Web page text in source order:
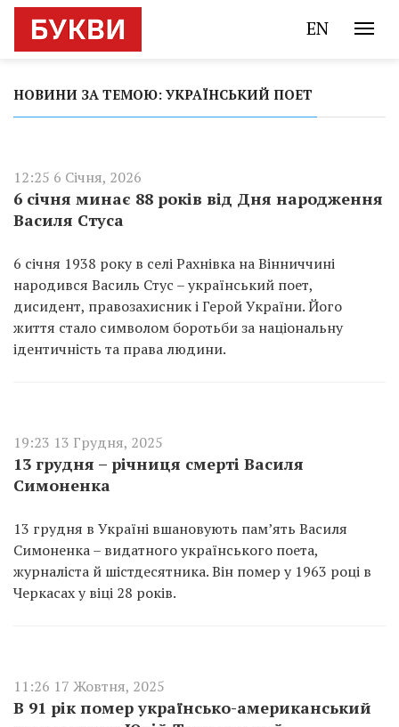
EN
НОВИНИ ЗА ТЕМОЮ: УКРАЇНСЬКИЙ ПОЕТ
12:25 6 Січня, 2026
6 січня минає 88 років від Дня народження
Василя Стуса
6 січня 1938 року в селі Рахнівка на Вінниччині
народився Василь Стус – український поет,
дисидент, правозахисник і Герой України. Його
життя стало символом боротьби за національну
ідентичність та права людини.
19:23 13 Грудня, 2025
13 грудня – річниця смерті Василя
Симоненка
13 грудня в Україні вшановують пам’ять Василя
Симоненка – видатного українського поета,
журналіста й шістдесятника. Він помер у 1963 році в
Черкасах у віці 28 років.
11:26 17 Жовтня, 2025
В 91 рік помер українсько-американський